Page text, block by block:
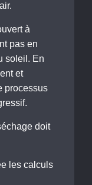
à
pas en
soleil. En
et
processus
doit
les calculs